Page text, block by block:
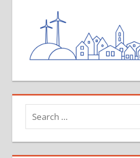
Search
for: